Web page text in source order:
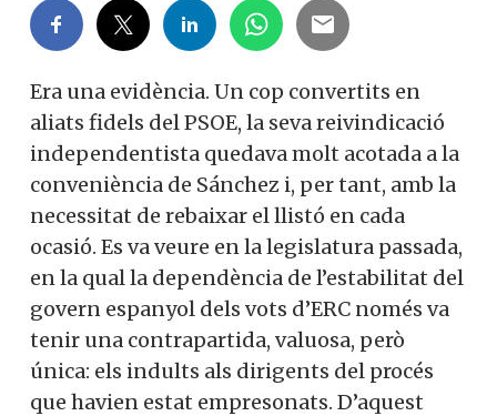
Era una evidència. Un cop convertits en
aliats fidels del PSOE, la seva reivindicació
independentista quedava molt acotada a la
conveniència de Sánchez i, per tant, amb la
necessitat de rebaixar el llistó en cada
ocasió. Es va veure en la legislatura passada,
en la qual la dependència de l’estabilitat del
govern espanyol dels vots d’ERC només va
tenir una contrapartida, valuosa, però
única: els indults als dirigents del procés
que havien estat empresonats. D’aquest